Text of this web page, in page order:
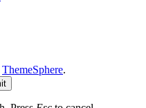
ThemeSphere.